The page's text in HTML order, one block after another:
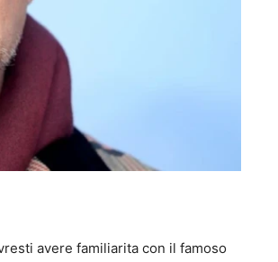
avere familiarita con il famoso